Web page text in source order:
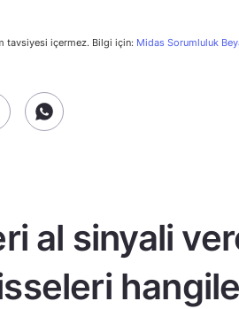
tavsiyesi içermez. Bilgi için: Midas Sorumluluk
al sinyali